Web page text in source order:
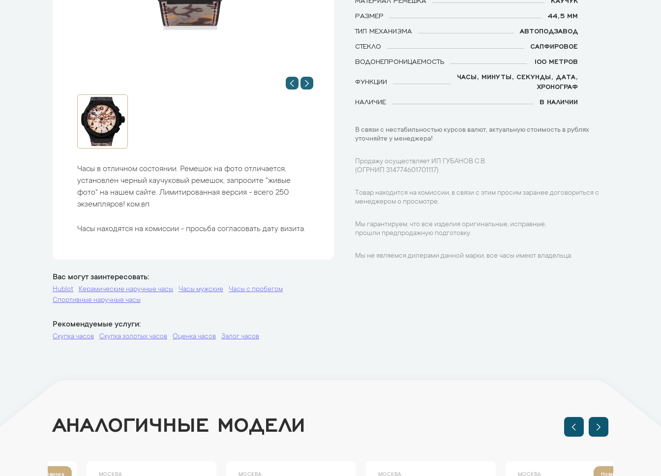
Часы в отличном состоянии. Ремешок на фото отличается,
установлен черный каучуковый ремешок, запросите "живые
фото" на нашем сайте. Лимитированная версия - всего 250
экземпляров! ком.вп
Часы находятся на комиссии - просьба согласовать дату визита.
Вас могут заинтересовать
Hublot Керамические наручные часы Часы мужские
Часы с пробегом
Спортивные наручные часы
Рекомендуемые услуги
Скупка часов Скупка золотых часов Оценка часов Залог часов
РАЗМЕР
44,5 ММ
ТИП МЕХАНИЗМА
АВТОПОДЗАВОД
СТЕКЛО
САПФИРОВОЕ
ВОДОНЕПРОНИЦАЕМОСТЬ
100 МЕТРОВ
ФУНКЦИИ
ЧАСЫ, МИНУТЫ, СЕКУНДЫ, ДАТА,
ХРОНОГРАФ
НАЛИЧИЕ
В НАЛИЧИИ
В связи с нестабильностью курсов валют, актуальную стоимость в рублях
уточняйте у менеджера!
Продажу осуществляет ИП ГУБАНОВ С.В.
(ОГРНИП 314774601701117)
Товар находится на комиссии, в связи с этим просим заранее договориться с
менеджером о просмотре.
Мы гарантируем, что все изделия оригинальные, исправные,
прошли предпродажную подготовку.
Мы не являемся дилерами данной марки, все часы имеют владельца.
АНАЛОГИЧНЫЕ МОДЕЛИ